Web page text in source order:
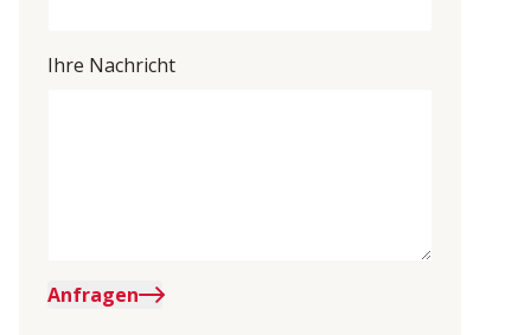
Ihre Nachricht
Anfragen